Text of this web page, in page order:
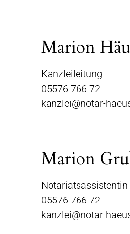
Marion
Kanzleileitung
05576 766 72
kanzlei@notar-
Marion
Notariatsassistentin
05576 766 72
kanzlei@notar-